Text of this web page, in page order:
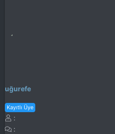
uğurefe
Kayıtlı Üye